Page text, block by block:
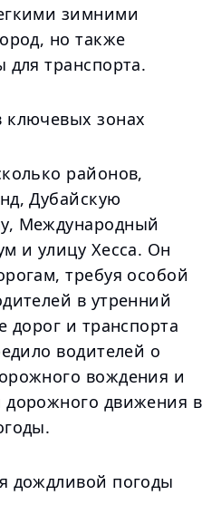
зимними
но также
для транспорта.
зонах
районов,
Дубайскую
Международный
и улицу Хесса. Он
требуя особой
в утренний
дорог и транспорта
водителей о
вождения и
дорожного движения в
дождливой погоды